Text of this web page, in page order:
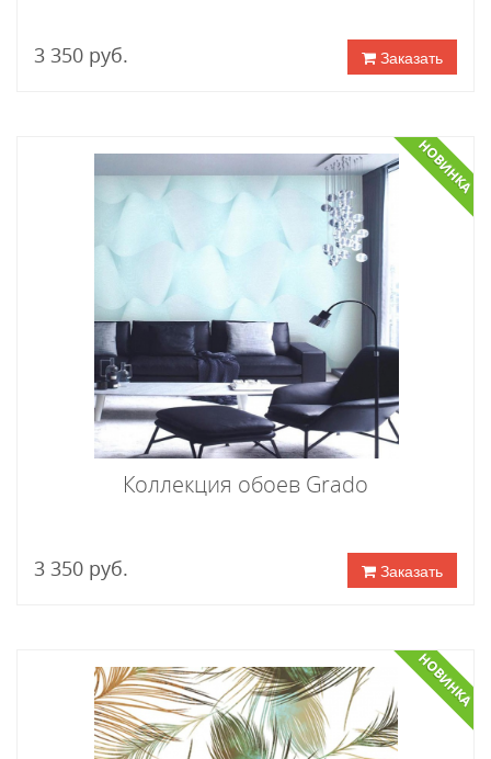
3 350 руб. Заказать
НОВИНКА
Коллекция обоев Grado
3 350 руб. Заказать
НОВИНКА